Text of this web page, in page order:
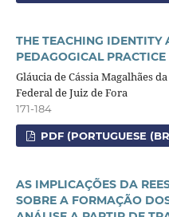
THE TEACHING IDENTITY
PEDAGOGICAL
Gláucia de Cássia Magalhães
Federal de Juiz de Fora
171-184
PDF (PORTUGUESE
AS IMPLICAÇÕES DA
SOBRE A FORMAÇÃO